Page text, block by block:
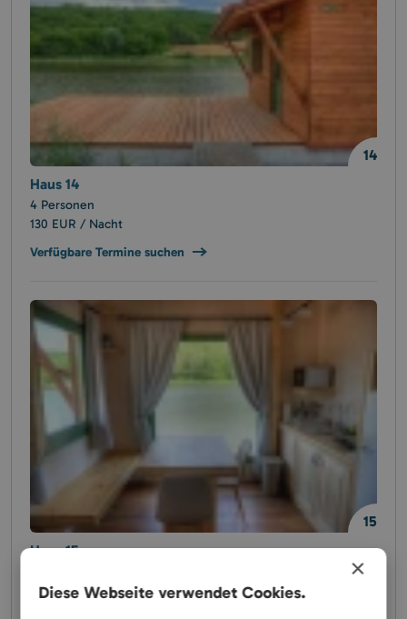
Haus 14
14
4 Personen
130 EUR / Nacht
Verfügbare Termine suchen
Haus 15
15
130 EUR / Nacht
×
Diese Webseite verwendet Cookies.